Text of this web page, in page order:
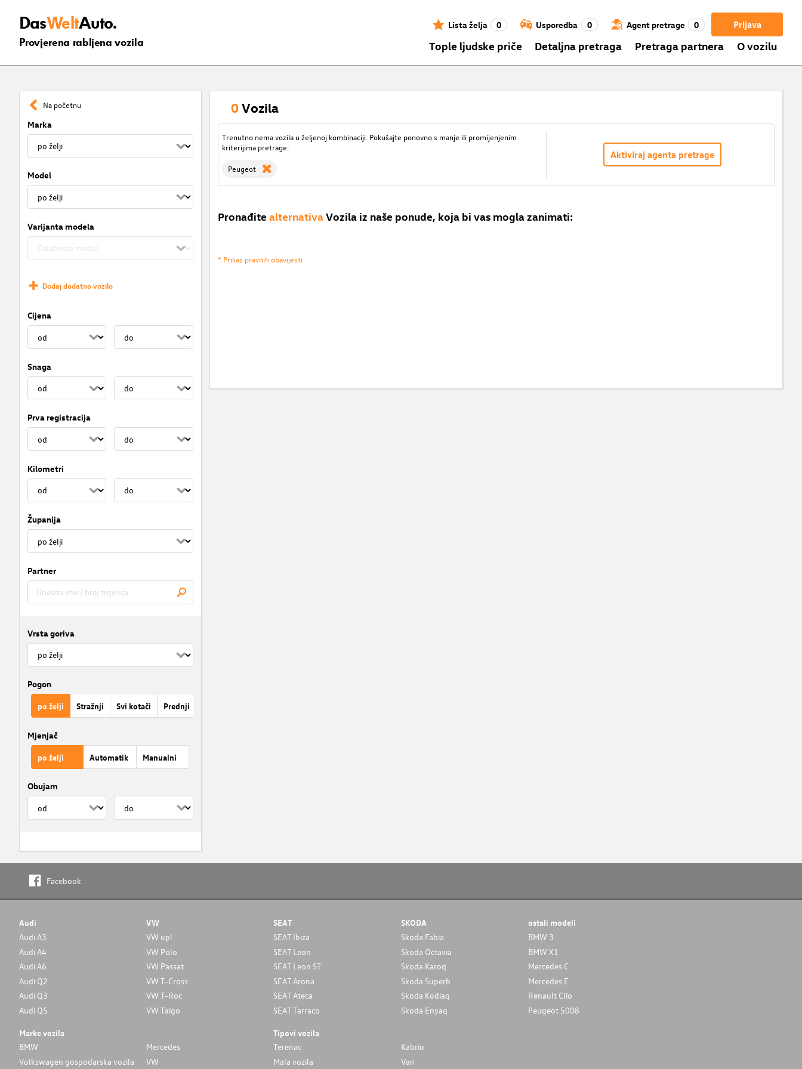
DasWeltAuto.
Provjerena rabljena vozila
Prijava
Lista želja 0 Usporedba 0 Agent pretrage 0
Tople ljudske priče Detaljna pretraga Pretraga partnera O vozilu
Na početnu
Marka
Model
Varijanta modela
Dodaj dodatno vozilo
Cijena
Snaga
Prva registracija
Kilometri
Županija
Partner
Vrsta goriva
Pogon
po želji Stražnji Svi kotači Prednji
Mjenjač
po želji Automatik Manualni
Obujam
0Vozila
Trenutno nema vozila u željenoj kombinaciji. Pokušajte ponovno s manje ili promijenjenim
kriterijima pretrage:
Peugeot
Aktiviraj agenta pretrage
Pronađite alternativa Vozila iz naše ponude, koja bi vas mogla zanimati:
* Prikaz pravnih obavijesti
Facebook
Audi
Audi A3
Audi A4
Audi A6
Audi Q2
Audi Q3
Audi Q5
VW
VW up!
VW Polo
VW Passat
VW T-Cross
VW T-Roc
VW Taigo
SEAT
SEAT Ibiza
SEAT Leon
SEAT Leon ST
SEAT Arona
SEAT Ateca
SEAT Tarraco
SKODA
Skoda Fabia
Skoda Octavia
Skoda Karoq
Skoda Superb
Skoda Kodiaq
Skoda Enyaq
ostali modeli
BMW 3
BMW X1
Mercedes C
Mercedes E
Renault Clio
Peugeot 5008
Marke vozila
BMW
Mercedes
Volkswagen gospodarska vozila
VW
Tipovi vozila
Terenac
Kabrio
Mala vozila
Van